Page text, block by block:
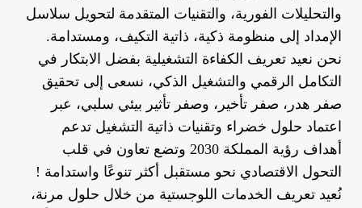
والتحليلات الفورية، والتقنيات المتقدمة لتحويل سلاسل
الإمداد إلى منظومة ذكية، ذاتية التكيف، ومستدامة.
نحن نعيد تعريف الكفاءة التشغيلية بفضل الابتكار في
التكامل الرقمي والتشغيل الذكي، نسعى إلى تحقيق
صفر هدر، صفر تأخير، وصفر تأثير بيئي سلبي، عبر
اعتماد حلول خضراء وتقنيات ذاتية التشغيل تدعم
أهداف رؤية المملكة 2030 وتضع تعاون في قلب
التحول الاقتصادي نحو مستقبل أكثر تنوعًا واستدامة !
نُعيد تعريف الخدمات اللوجستية من خلال حلول مرنة،